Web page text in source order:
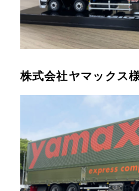
株式会社ヤマックス